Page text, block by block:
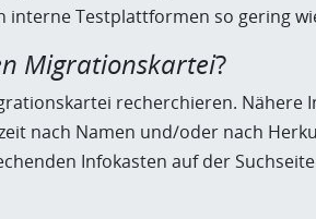
interne Testplattformen so gering
Migrationskartei?
recherchieren.
nach Namen und/oder nach
Infokasten auf der